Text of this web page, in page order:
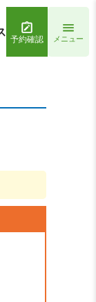
予約確認 メニュー